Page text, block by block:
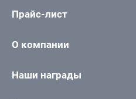
Прайс-лист
О компании
Наши награды